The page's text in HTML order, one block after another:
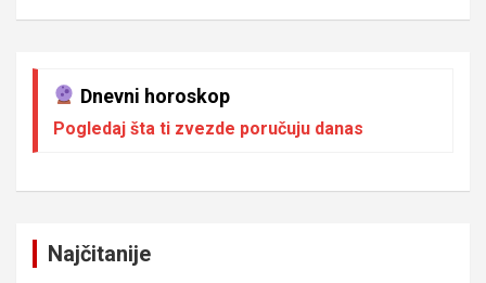
Dnevni horoskop
Pogledaj šta ti zvezde poručuju danas
Najčitanije